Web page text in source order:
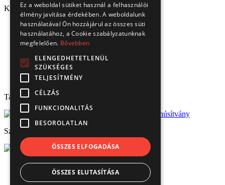
Kapcsolat
1151 Budapest, Mélyfúró u. 2/E.
3070 Bátonyterenye, Ózdi út 15.
8693 Lengyeltóti, Fonyódi u. 10.
6000 Kecskemét, Budai út 137.
Tel.: (+36) 1 306 3770
Email: verbis@verbis.hu
Tanúsítványaink
Széchenyi 2020
© Verbis Kft 2026
Adatvédelem
Ez a weboldal sütiket használ a felhasználói
élmény javítása érdekében. A weboldalunk
használatával Ön hozzájárul az összes süti
használatához, a Cookie szabályzatunknak
megfelelően. Bővebben
ELENGEDHETETLENÜL
SZÜKSÉGES
TELJESÍTMÉNY
CÉLZÁS
FUNKCIONALITÁS
BESOROLATLAN
ÖSSZES ELFOGADÁSA
ÖSSZES ELUTASÍTÁSA